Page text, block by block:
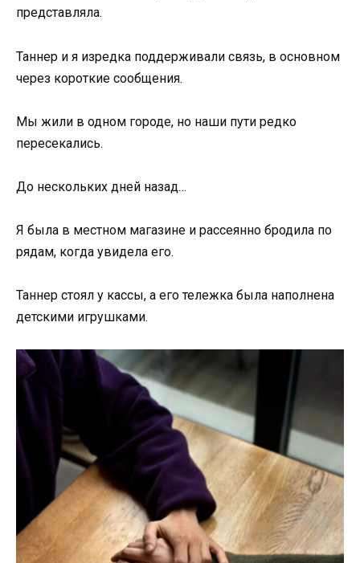
представляла.
Таннер и я изредка поддерживали связь, в основном
через короткие сообщения.
Мы жили в одном городе, но наши пути редко
пересекались.
До нескольких дней назад…
Я была в местном магазине и рассеянно бродила по
рядам, когда увидела его.
Таннер стоял у кассы, а его тележка была наполнена
детскими игрушками.